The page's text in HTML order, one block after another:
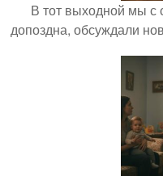
В тот выходной мы с
допоздна, обсуждали